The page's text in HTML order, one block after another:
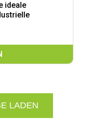
ideale
LADEN